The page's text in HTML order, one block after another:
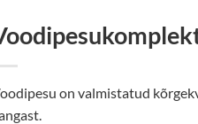
on valmistatud